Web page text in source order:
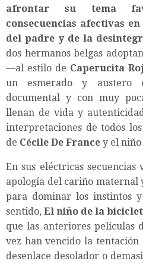
afrontar su tema
consecuencias afectivas
del padre y de la
dos hermanos belgas
—al estilo de Caperucita
un esmerado y austero
documental y con muy
llenan de vida y
interpretaciones de todos
de Cécile De France y el niño
En sus eléctricas
apología del cariño maternal
para dominar los instintos
sentido, El niño de la
que las anteriores películas
vez han vencido la
desenlace desolador o